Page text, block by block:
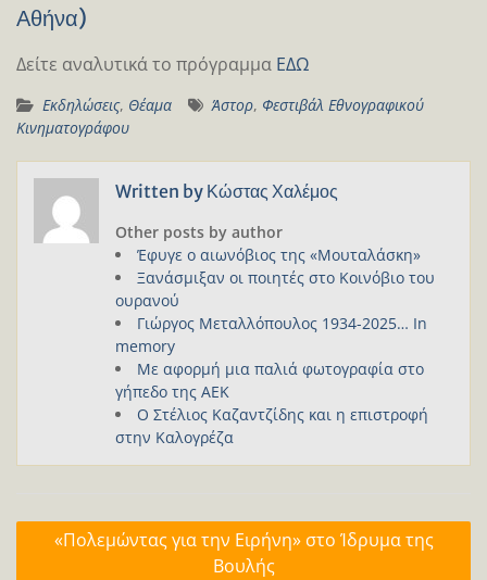
Αθήνα)
Δείτε αναλυτικά το πρόγραμμα ΕΔΩ
Εκδηλώσεις, Θέαμα Άστορ, Φεστιβάλ Εθνογραφικού
Κινηματογράφου
Written by Κώστας Χαλέμος
Other posts by author
Έφυγε ο αιωνόβιος της «Μουταλάσκη»
Ξανάσμιξαν οι ποιητές στο Κοινόβιο του
ουρανού
Γιώργος Μεταλλόπουλος 1934-2025… In
memory
Με αφορμή μια παλιά φωτογραφία στο
γήπεδο της ΑΕΚ
Ο Στέλιος Καζαντζίδης και η επιστροφή
στην Καλογρέζα
Πλοήγηση
«Πολεμώντας για την Ειρήνη» στο Ίδρυμα της
Βουλής